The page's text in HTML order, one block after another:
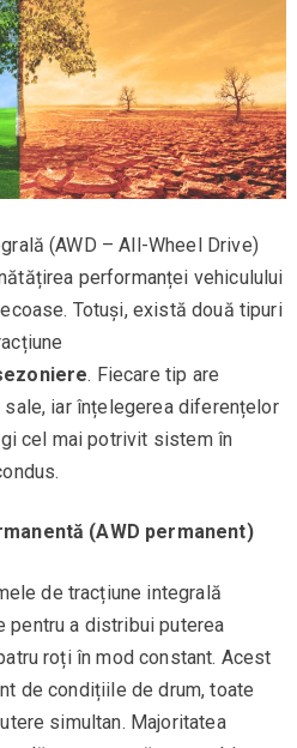
(AWD – All-Wheel Drive)
performanței vehiculului
Totuși, există două tipuri
. Fiecare tip are
iar înțelegerea diferențelor
cel mai potrivit sistem în
(AWD permanent)
de tracțiune integrală
pentru a distribui puterea
roți în mod constant. Acest
de condițiile de drum, toate
simultan. Majoritatea